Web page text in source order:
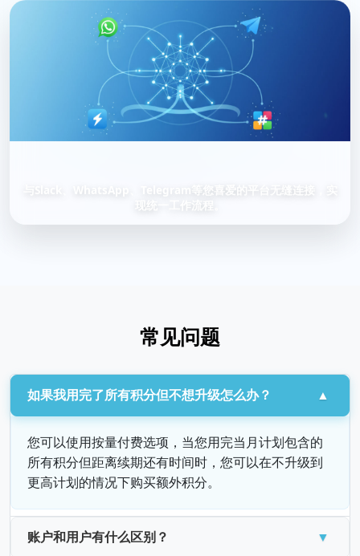
与Slack、WhatsApp、Telegram等您喜爱的平台无缝连接，实
现统一工作流程。
常见问题
如果我用完了所有积分但不想升级怎么办？
您可以使用按量付费选项，当您用完当月计划包含的
所有积分但距离续期还有时间时，您可以在不升级到
更高计划的情况下购买额外积分。
账户和用户有什么区别？